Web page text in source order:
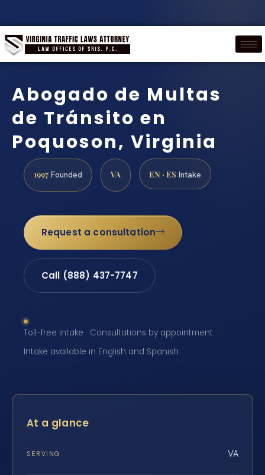
Abogado de Multas
de Tránsito en
Poquoson, Virginia
1997 Founded VA EN · ES Intake
Request a consultation
Call (888) 437-7747
Toll-free intake · Consultations by appointment ·
Intake available in English and Spanish
At a glance
SERVING VA